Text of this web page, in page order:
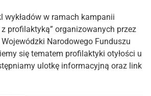
wykładów w ramach kampanii
profilaktyką” organizowanych przez
Wojewódzki Narodowego Funduszu
się tematem profilaktyki otyłości u
ulotkę informacyjną oraz link